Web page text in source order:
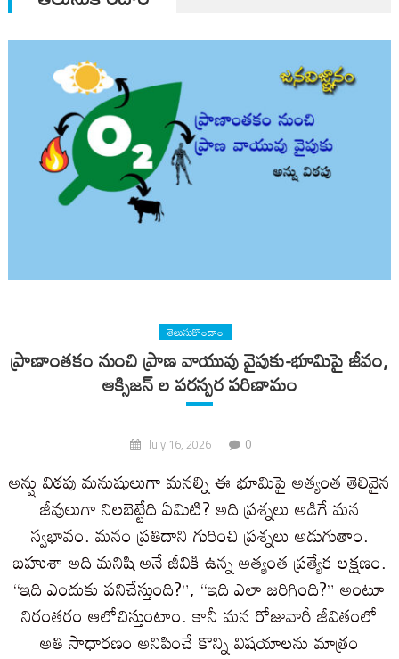
తెలుసుకొందాం
ప్రాణాంతకం నుంచి ప్రాణ వాయువు వైపుకు-భూమిపై జీవం,
ఆక్సిజన్ ల పరస్పర పరిణామం
July 16, 2026 0
అన్షు విఠపు మనుషులుగా మనల్ని ఈ భూమిపై అత్యంత తెలివైన
జీవులుగా నిలబెట్టేది ఏమిటి? అది ప్రశ్నలు అడిగే మన
స్వభావం. మనం ప్రతిదాని గురించి ప్రశ్నలు అడుగుతాం.
బహుశా అది మనిషి అనే జీవికి ఉన్న అత్యంత ప్రత్యేక లక్షణం.
“ఇది ఎందుకు పనిచేస్తుంది?”, “ఇది ఎలా జరిగింది?” అంటూ
నిరంతరం ఆలోచిస్తుంటాం. కానీ మన రోజువారీ జీవితంలో
అతి సాధారణం అనిపించే కొన్ని విషయాలను మాత్రం